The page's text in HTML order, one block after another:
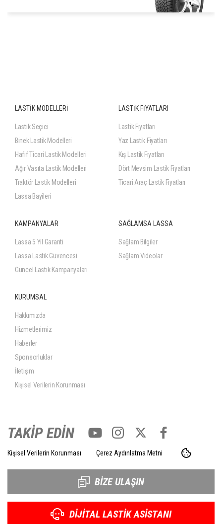
LASTİK MODELLERİ
Lastik Seçici
Binek Lastik Modelleri
Hafif Ticari Lastik Modelleri
Ağır Vasıta Lastik Modelleri
Traktör Lastik Modelleri
Lassa Bayileri
LASTİK FİYATLARI
Lastik Fiyatları
Yaz Lastik Fiyatları
Kış Lastik Fiyatları
Dört Mevsim Lastik Fiyatları
Ticari Araç Lastik Fiyatları
KAMPANYALAR
Lassa 5 Yıl Garanti
Lassa Lastik Güvencesi
Güncel Lastik Kampanyaları
SAĞLAMSA LASSA
Sağlam Bilgiler
Sağlam Videolar
KURUMSAL
Hakkımızda
Hizmetlerimiz
Haberler
Sponsorluklar
İletişim
Kişisel Verilerin Korunması
TAKİP EDİN
Kişisel Verilerin Korunması Çerez Aydınlatma Metni
BİZE ULAŞIN
DİJİTAL LASTİK ASİSTANI